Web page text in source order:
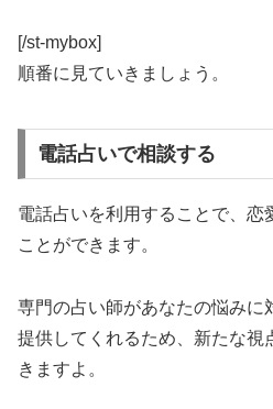
[/st-mybox]
順番に見ていきましょう。
電話占いで相談する
電話占いを利用することで、恋
ことができます。
専門の占い師があなたの悩みに
提供してくれるため、 新たな視
きますよ。